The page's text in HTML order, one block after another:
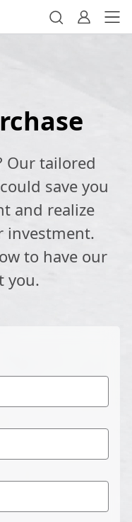
Our tailored
save you
and realize
investment.
to have our
you.